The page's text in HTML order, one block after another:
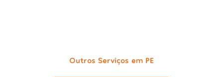
Outros Serviços em PE